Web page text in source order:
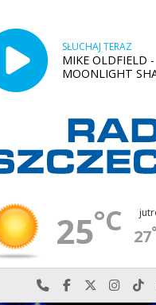
SŁUCHAJ TERAZ
MIKE OLDFIELD -
MOONLIGHT
25°C 27
Najlepiej po prostu
Odwiedź nas
Odwiedź